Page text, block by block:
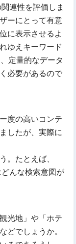
連性を評価しま
ーにとって有意
に表示させるよ
ゆえキーワード
定量的なデータ
必要があるので
度の高いコンテ
したが、実際に
。たとえば、
んな検索意図が
光地」や「ホテ
どでしょうか。